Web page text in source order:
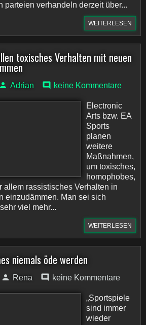
parteien verhandeln derzeit über...
WEITERLESEN
toxisches Verhalten mit neuen
Adrian keine Kommentare
Electronic
Arts bzw. EA
Sports
planen
weitere
Maßnahmen,
um toxisches,
homophobes,
allem rassistisches Verhalten in
einzudämmen. Man sei sich
viel mehr...
WEITERLESEN
niemals öde werden
Rena keine Kommentare
„Sportspiele
sind immer
wieder